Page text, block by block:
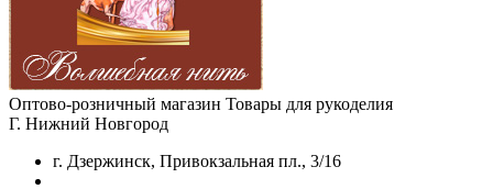
Оптово-розничный магазин Товары для рукоделия
Г. Нижний Новгород
г. Дзержинск, Привокзальная пл., 3/16